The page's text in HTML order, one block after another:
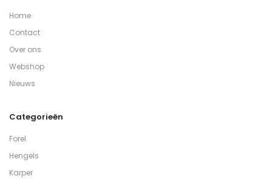
Home
Contact
Over ons
Webshop
Nieuws
Categorieën
Forel
Hengels
Karper